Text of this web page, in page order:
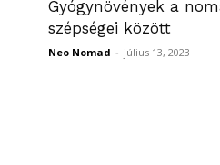
Gyógynövények a
szépségei között
Neo Nomad - július 13, 2023